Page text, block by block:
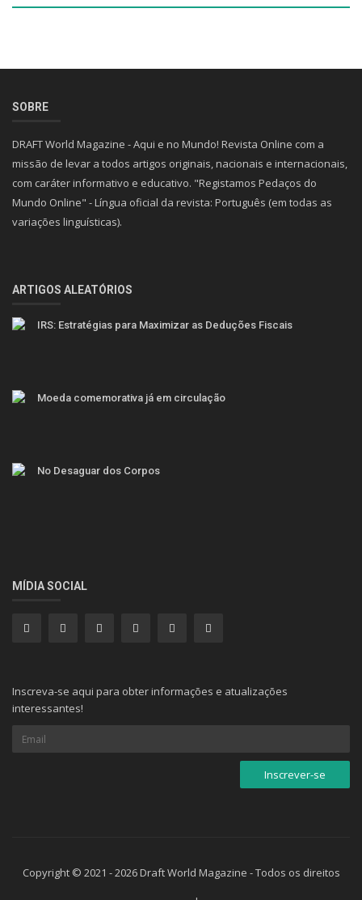
SOBRE
DRAFT World Magazine - Aqui e no Mundo! Revista Online com a
missão de levar a todos artigos originais, nacionais e internacionais,
com caráter informativo e educativo. "Registamos Pedaços do
Mundo Online" - Língua oficial da revista: Português (em todas as
variações linguísticas).
ARTIGOS ALEATÓRIOS
IRS: Estratégias para Maximizar as Deduções Fiscais
Moeda comemorativa já em circulação
No Desaguar dos Corpos
MÍDIA SOCIAL
Inscreva-se aqui para obter informações e atualizações
interessantes!
Copyright © 2021 - 2026 Draft World Magazine - Todos os direitos